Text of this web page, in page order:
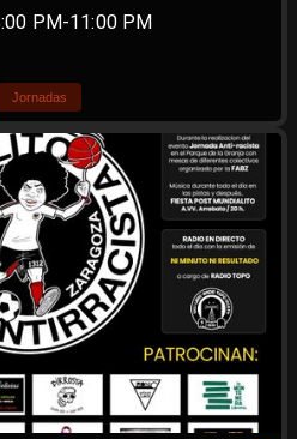
PM-11:00 PM
Jornadas